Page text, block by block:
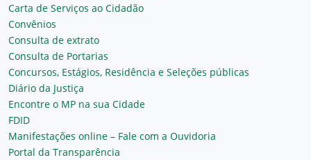
Carta de Serviços ao Cidadão
Convênios
Consulta de extrato
Consulta de Portarias
Concursos, Estágios, Residência e Seleções públicas
Diário da Justiça
Encontre o MP na sua Cidade
FDID
Manifestações online – Fale com a Ouvidoria
Portal da Transparência